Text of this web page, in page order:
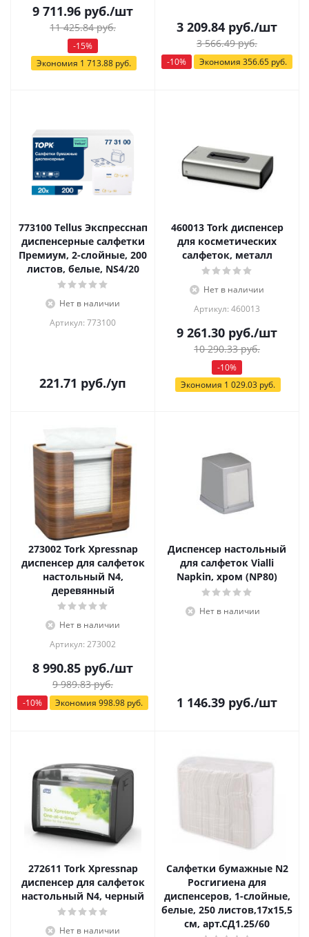
9 711.96 руб./шт
11 425.84руб.
-15%
Экономия 1 713.88 руб.
3 209.84 руб./шт
3 566.49руб.
-10% Экономия 356.65 руб.
773100 Тellus Экспресснап
диспенсерные салфетки
Премиум, 2-слойные, 200
листов, белые, NS4/20
Нет в наличии
Артикул: 773100
221.71 руб./уп
460013 Tork диспенсер
для косметических
салфеток, металл
Нет в наличии
Артикул: 460013
9 261.30 руб./шт
10 290.33руб.
-10%
Экономия 1 029.03 руб.
273002 Tork Xpressnap
диспенсер для салфеток
настольный N4,
деревянный
Нет в наличии
Артикул: 273002
8 990.85 руб./шт
9 989.83руб.
-10% Экономия 998.98 руб.
Диспенсер настольный
для салфеток Vialli
Napkin, хром (NP80)
Нет в наличии
1 146.39 руб./шт
272611 Tork Xpressnap
диспенсер для салфеток
настольный N4, черный
Нет в наличии
Салфетки бумажные N2
Росгигиена для
диспенсеров, 1-слойные,
белые, 250 листов,17х15,5
см, арт.СД1.25/60